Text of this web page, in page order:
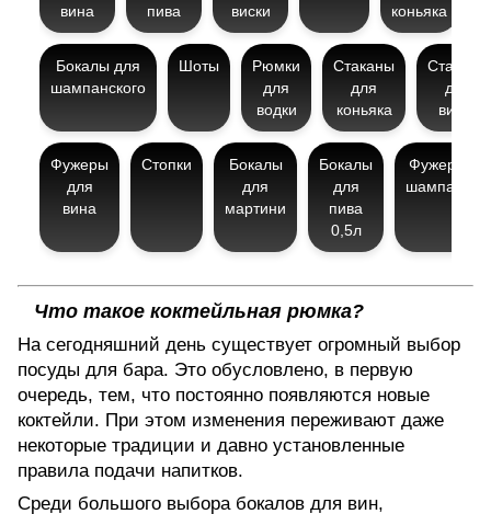
вина
пива
виски
коньяка
Бокалы для
шампанского
Шоты
Рюмки
для
водки
Стаканы
для
коньяка
Стаканы
для
виски
Фужеры
для
вина
Стопки
Бокалы
для
мартини
Бокалы
для
пива
0,5л
Фужеры
Что такое коктейльная рюмка?
На сегодняшний день существует огромный выбор
посуды для бара. Это обусловлено, в первую
очередь, тем, что постоянно появляются новые
коктейли. При этом изменения переживают даже
некоторые традиции и давно установленные
правила подачи напитков.
Среди большого выбора бокалов для вин,